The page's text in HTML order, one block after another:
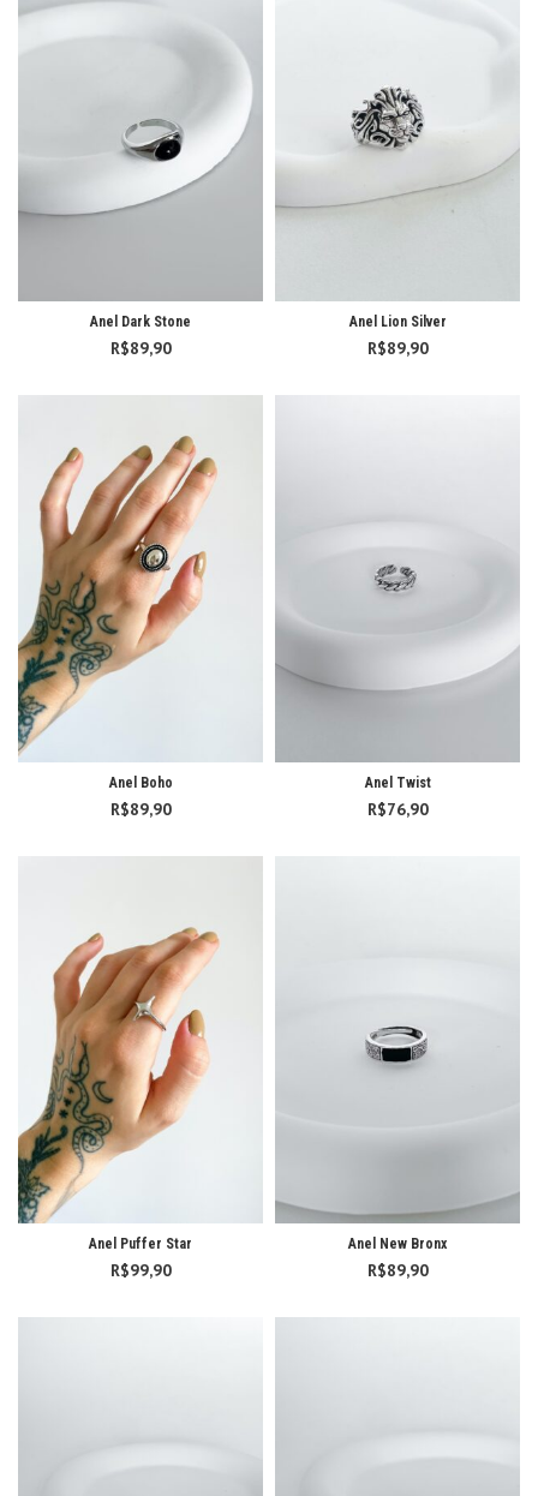
Anel Dark Stone
R$89,90
Anel Lion Silver
R$89,90
Anel Boho
R$89,90
Anel Twist
R$76,90
Anel Puffer Star
R$99,90
Anel New Bronx
R$89,90